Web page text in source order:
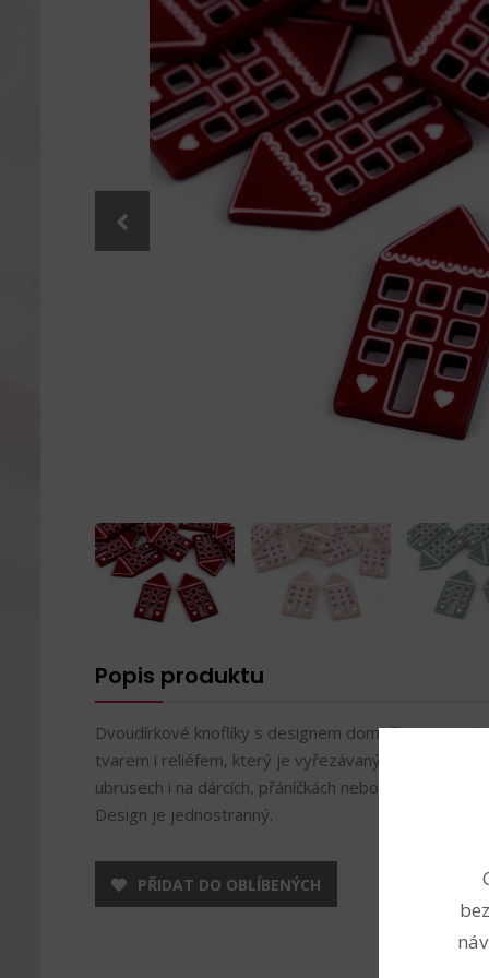
Popis produktu
Dvoudírkové knoflíky s designem domečku jsou
tvarem i reliéfem, který je vyřezávaný laserem.
ubrusech i na dárcích, přáníčkách nebo v květinové
Design je jednostranný.
PŘIDAT DO OBLÍBENÝCH